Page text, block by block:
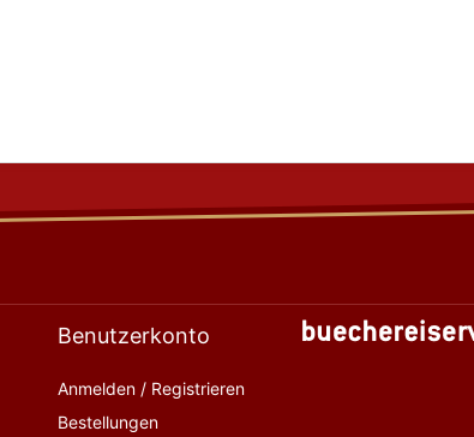
Benutzerkonto
Anmelden / Registrieren
Bestellungen